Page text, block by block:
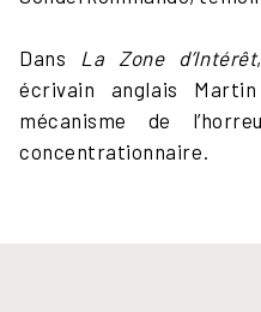
Dans La Zone d’Intérêt
écrivain anglais
mécanisme de
concentrationnaire.